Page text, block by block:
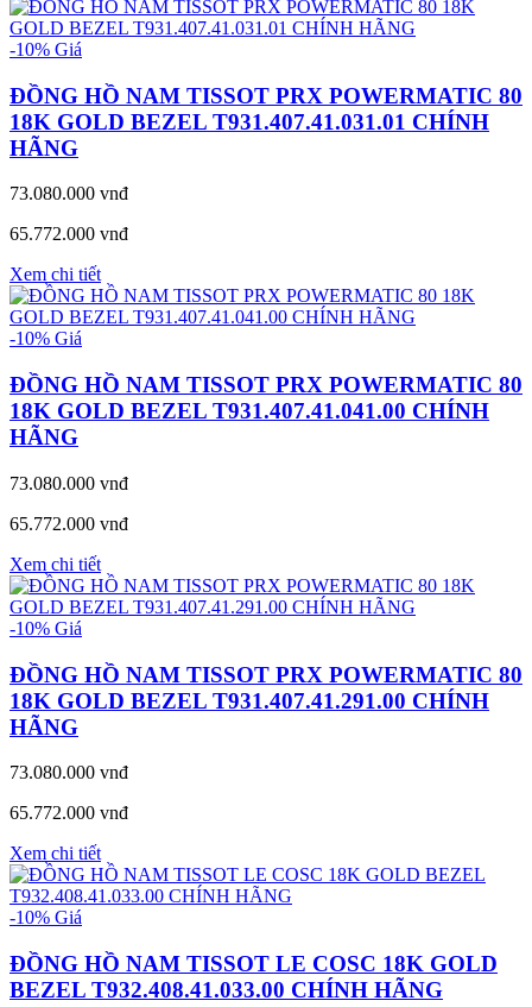
-10% Giá
ĐỒNG HỒ NAM TISSOT PRX POWERMATIC 80
18K GOLD BEZEL T931.407.41.031.01 CHÍNH
HÃNG
73.080.000 vnđ
65.772.000 vnđ
Xem chi tiết
-10% Giá
ĐỒNG HỒ NAM TISSOT PRX POWERMATIC 80
18K GOLD BEZEL T931.407.41.041.00 CHÍNH
HÃNG
73.080.000 vnđ
65.772.000 vnđ
Xem chi tiết
-10% Giá
ĐỒNG HỒ NAM TISSOT PRX POWERMATIC 80
18K GOLD BEZEL T931.407.41.291.00 CHÍNH
HÃNG
73.080.000 vnđ
65.772.000 vnđ
Xem chi tiết
-10% Giá
ĐỒNG HỒ NAM TISSOT LE COSC 18K GOLD
BEZEL T932.408.41.033.00 CHÍNH HÃNG